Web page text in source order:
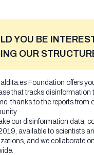
YOU BE
OUR
Foundation offers
that tracks disinformation
thanks to the reports from
our disinformation data,
available to scientists
and we collaborate